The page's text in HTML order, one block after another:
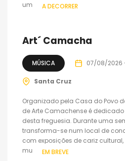
uma... A DECORRER
Art´ Camacha
MÚSICA 07/08/2026
Santa Cruz
Organizado pela Casa do Povo
de Arte Camachense é
desta freguesia. Durante uma
transforma-se num local de
com exposições de cariz
musicais...EM BREVE